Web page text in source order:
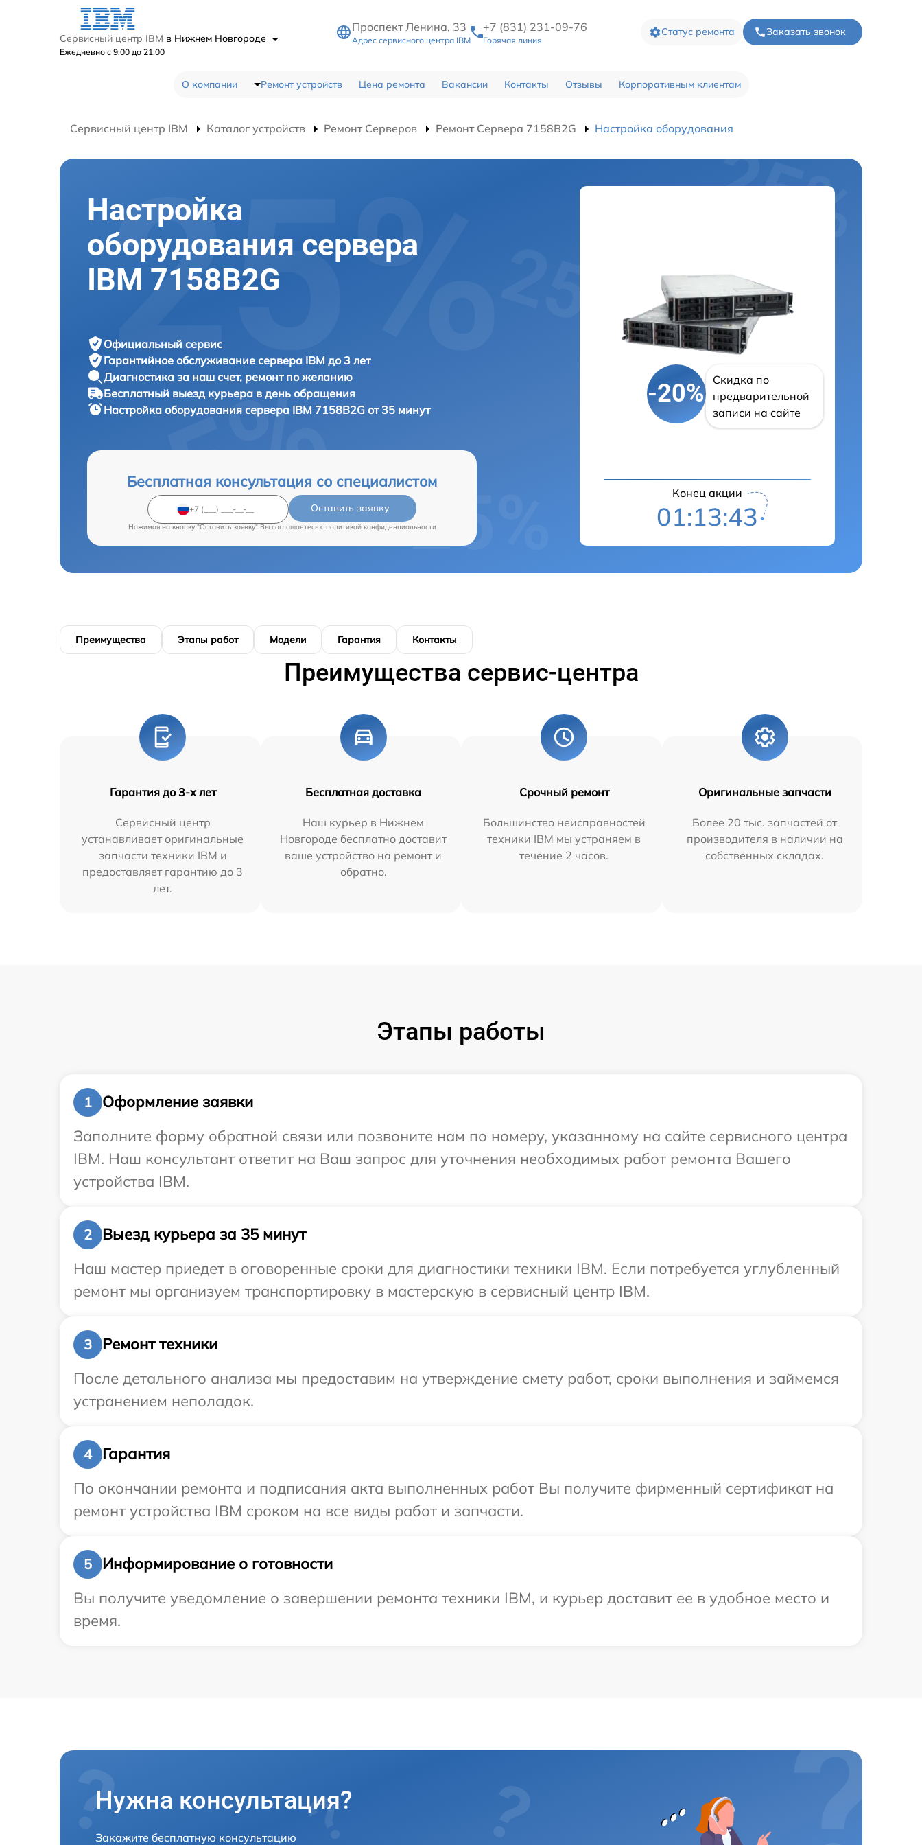
Сервисный центр IBM в Нижнем Новгороде
Ежедневно с 9:00 до 21:00
Проспект Ленина, 33
Адрес сервисного центра IBM
+7 (831) 231-09-76
Горячая линия
Статус ремонта Заказать звонок
О компании Ремонт устройств Цена ремонта Вакансии Контакты Отзывы Корпоративным клиентам
Сервисный центр IBM Каталог устройств Ремонт Серверов Ремонт Сервера 7158B2G Настройка оборудования
Настройка
оборудования сервера
IBM 7158B2G
Официальный сервис
Гарантийное обслуживание сервера IBM до 3 лет
Диагностика за наш счет, ремонт по желанию
Бесплатный выезд курьера в день обращения
Настройка оборудования сервера IBM 7158B2G от 35 минут
Бесплатная консультация со специалистом
Оставить заявку
Нажимая на кнопку "Оставить заявку" Вы соглашаетесь c политикой конфиденциальности
-20%
Скидка по
предварительной
записи на сайте
Конец акции
01:13:42
Преимущества Этапы работ Модели Гарантия Контакты
Преимущества сервис-центра
Гарантия до 3-х лет
Сервисный центр
устанавливает оригинальные
запчасти техники IBM и
предоставляет гарантию до 3
лет.
Бесплатная доставка
Наш курьер в Нижнем
Новгороде бесплатно доставит
ваше устройство на ремонт и
обратно.
Срочный ремонт
Большинство неисправностей
техники IBM мы устраняем в
течение 2 часов.
Оригинальные запчасти
Более 20 тыс. запчастей от
производителя в наличии на
собственных складах.
Этапы работы
1
Оформление заявки
Заполните форму обратной связи или позвоните нам по номеру, указанному на сайте сервисного центра
IBM. Наш консультант ответит на Ваш запрос для уточнения необходимых работ ремонта Вашего
устройства IBM.
2
Выезд курьера за 35 минут
Наш мастер приедет в оговоренные сроки для диагностики техники IBM. Если потребуется углубленный
ремонт мы организуем транспортировку в мастерскую в сервисный центр IBM.
3
Ремонт техники
После детального анализа мы предоставим на утверждение смету работ, сроки выполнения и займемся
устранением неполадок.
4
Гарантия
По окончании ремонта и подписания акта выполненных работ Вы получите фирменный сертификат на
ремонт устройства IBM сроком на все виды работ и запчасти.
5
Информирование о готовности
Вы получите уведомление о завершении ремонта техники IBM, и курьер доставит ее в удобное место и
время.
Нужна консультация?
Закажите бесплатную консультацию